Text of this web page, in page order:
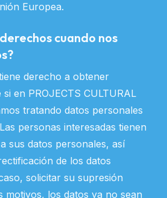
Europea.
cuando nos
derecho a obtener
en PROJECTS CULTURAL
tratando datos personales
personas interesadas tienen
sus datos personales, así
de los datos
solicitar su supresión
motivos, los datos ya no sean